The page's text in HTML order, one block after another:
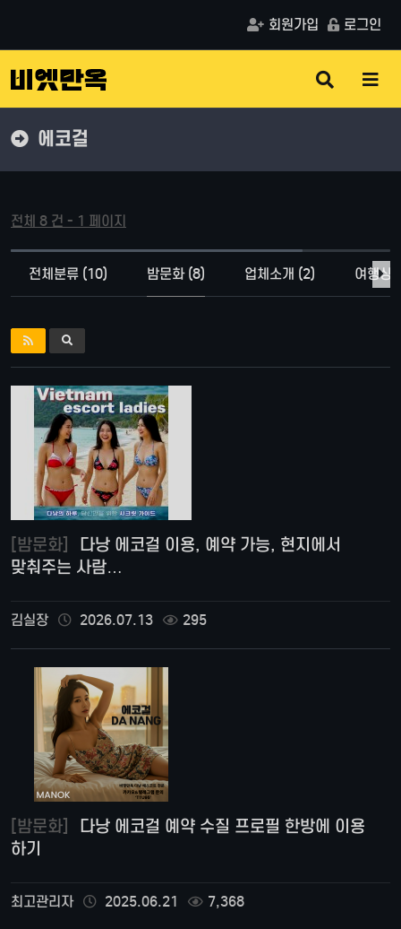
회원가입 로그인
검
색
버
메
버
에코걸
전체 8 건 - 1 페이지
전체분류 (10) 밤문화 (8) 업체소개 (2) 여행상
[밤문화]
맞춰주는 사람…
김실장 2026.07.13 295
[밤문화]
하기
최고관리자 2025.06.21 7,368